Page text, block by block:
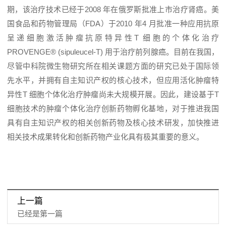
期，该治疗技术已经于2008 年在俄罗斯批准上市治疗肾癌。美
国食品和药物管理局（FDA）于2010 年4 月批准一种应用抗原
呈递细胞激活肿瘤抗原特异性T 细胞的个体化治疗
PROVENGE® (sipuleucel-T) 用于治疗前列腺癌。目前在我国，
尽管中科院微生物研究所在相关课题方面的研究已处于国际领
先水平，并拥有自主知识产权的核心技术，但应用活化肿瘤特
异性T 细胞个体化治疗肿瘤尚未大规模开展。因此，建设基于T
细胞技术的肿瘤个体化治疗创新药物孵化基地，对于推进我国
具有自主知识产权的相关创新药物及核心技术研发，加快推进
相关技术成果转化和创新药物产业化具有极其重要的意义。
上一篇
已经是第一篇